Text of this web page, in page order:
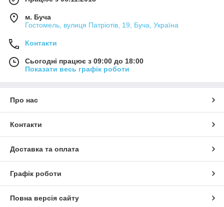
м. Буча
Гостомель, вулиця Патріотів, 19, Буча, Україна
Контакти
Сьогодні працює з 09:00 до 18:00
Показати весь графік роботи
Про нас
Контакти
Доставка та оплата
Графік роботи
Повна версія сайту